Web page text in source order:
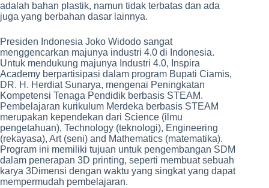
adalah bahan plastik, namun tidak terbatas dan ada
juga yang berbahan dasar lainnya.
Presiden Indonesia Joko Widodo sangat
menggencarkan majunya industri 4.0 di Indonesia.
Untuk mendukung majunya Industri 4.0, Inspira
Academy berpartisipasi dalam program Bupati Ciamis,
DR. H. Herdiat Sunarya, mengenai Peningkatan
Kompetensi Tenaga Pendidik berbasis STEAM.
Pembelajaran kurikulum Merdeka berbasis STEAM
merupakan kependekan dari Science (ilmu
pengetahuan), Technology (teknologi), Engineering
(rekayasa), Art (seni) and Mathematics (matematika).
Program ini memiliki tujuan untuk pengembangan SDM
dalam penerapan 3D printing, seperti membuat sebuah
karya 3Dimensi dengan waktu yang singkat yang dapat
mempermudah pembelajaran.